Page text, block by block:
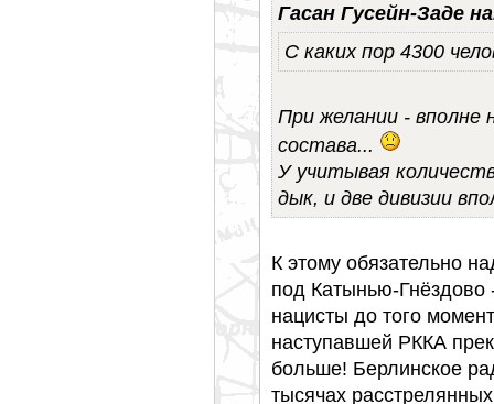
Гасан Гусейн-Заде
С каких пор 4300
При желании - вполне
состава...
У учитывая
дык, и две дивизии
К этому обязательно
под Катынью-
нацисты до того
наступавшей РККА
больше! Берлинское
тысячах